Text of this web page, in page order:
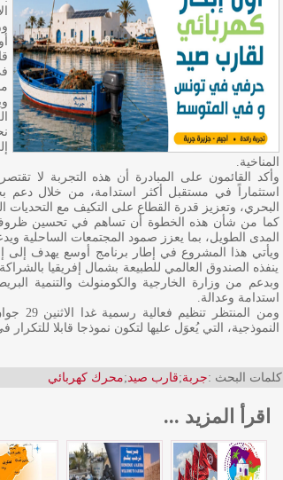
المناخية.
وأكد القائمون على المبادرة أن هذه التجربة لا
استثماراً في مستقبل أكثر استدامة، من خلال
البحري، وتعزيز قدرة القطاع على التكيف مع التحديات
كما من شأن هذه الخطوة أن تساهم في تحسين
المدى الطويل، بما يعزز صمود المجتمعات الساحلية
ويأتي هذا المشروع في إطار برنامج أوسع يهدف
ينفذه الصندوق العالمي للطبيعة بشمال إفريقيا
وبدعم من وزارة الخارجية والكومنولث والتنمية
استدامة وعدالة.
النموذجية، التي يُعوَل عليها لتكون نموذجا قابلا
كلمات البحث :جربة;قارب صيد;محرك كهربائي
اقرأ المزيد ...